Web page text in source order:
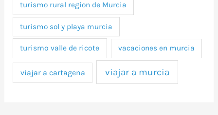
turismo rural region de Murcia
turismo sol y playa murcia
turismo valle de ricote vacaciones en murcia
viajar a cartagena viajar a murcia